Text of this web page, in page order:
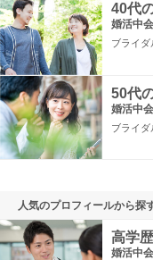
40代
婚活中
ブライ
50代
婚活中
ブライ
人気のプロフィールから探
高学
婚活中